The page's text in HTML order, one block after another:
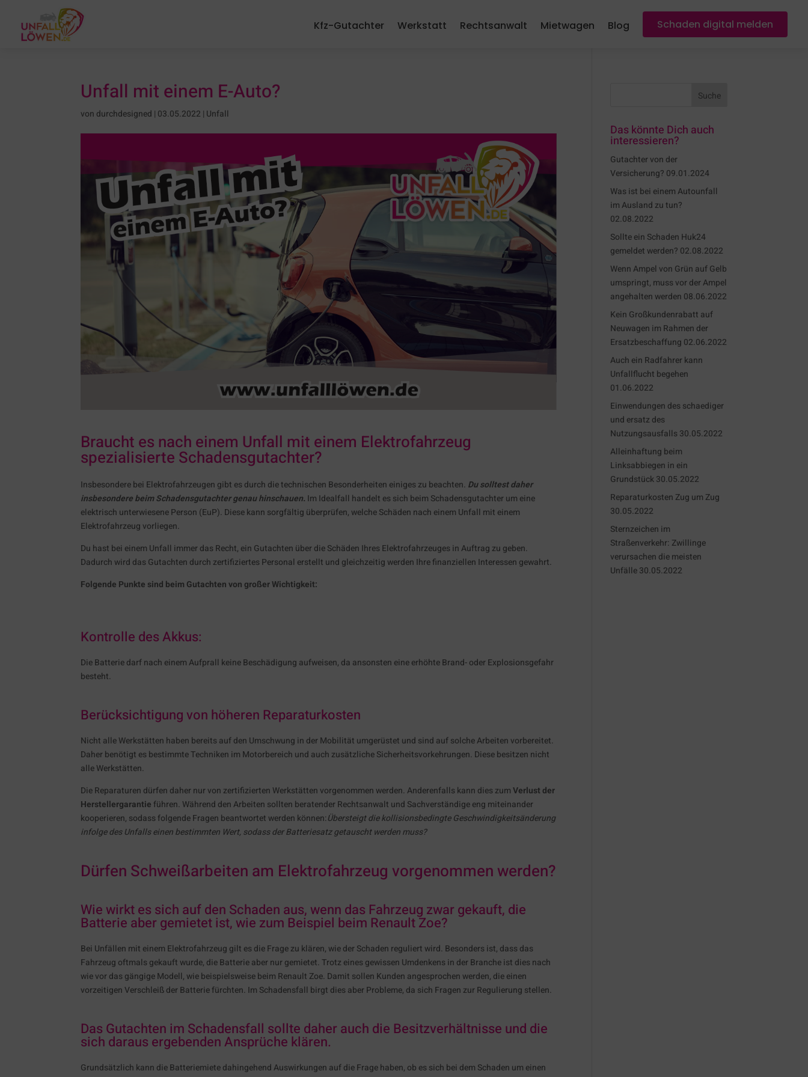
Kfz-Gutachter Werkstatt Rechtsanwalt Mietwagen Blog Schaden digital melden
Unfall mit einem E-Auto?
von durchdesigned | 03.05.2022 | Unfall
Braucht es nach einem Unfall mit einem Elektrofahrzeug
spezialisierte Schadensgutachter?
Insbesondere bei Elektrofahrzeugen gibt es durch die technischen Besonderheiten einiges zu beachten. Du solltest daher
insbesondere beim Schadensgutachter genau hinschauen. Im Idealfall handelt es sich beim Schadensgutachter um eine
elektrisch unterwiesene Person (EuP). Diese kann sorgfältig überprüfen, welche Schäden nach einem Unfall mit einem
Elektrofahrzeug vorliegen.
Du hast bei einem Unfall immer das Recht, ein Gutachten über die Schäden Ihres Elektrofahrzeuges in Auftrag zu geben.
Dadurch wird das Gutachten durch zertifiziertes Personal erstellt und gleichzeitig werden Ihre finanziellen Interessen gewahrt.
Folgende Punkte sind beim Gutachten von großer Wichtigkeit:
Kontrolle des Akkus:
Die Batterie darf nach einem Aufprall keine Beschädigung aufweisen, da ansonsten eine erhöhte Brand- oder Explosionsgefahr
besteht.
Berücksichtigung von höheren Reparaturkosten
Nicht alle Werkstätten haben bereits auf den Umschwung in der Mobilität umgerüstet und sind auf solche Arbeiten vorbereitet.
Daher benötigt es bestimmte Techniken im Motorbereich und auch zusätzliche Sicherheitsvorkehrungen. Diese besitzen nicht
alle Werkstätten.
Die Reparaturen dürfen daher nur von zertifizierten Werkstätten vorgenommen werden. Anderenfalls kann dies zumVerlust der
Herstellergarantie führen. Während den Arbeiten sollten beratender Rechtsanwalt und Sachverständige eng miteinander
kooperieren, sodass folgende Fragen beantwortet werden können:Übersteigt die kollisionsbedingte Geschwindigkeitsänderung
infolge des Unfalls einen bestimmten Wert, sodass der Batteriesatz getauscht werden muss?
Dürfen Schweißarbeiten am Elektrofahrzeug vorgenommen werden?
Wie wirkt es sich auf den Schaden aus, wenn das Fahrzeug zwar gekauft, die
Batterie aber gemietet ist, wie zum Beispiel beim Renault Zoe?
Bei Unfällen mit einem Elektrofahrzeug gilt es die Frage zu klären, wie der Schaden reguliert wird. Besonders ist, dass das
Fahrzeug oftmals gekauft wurde, die Batterie aber nur gemietet. Trotz eines gewissen Umdenkens in der Branche ist dies nach
wie vor das gängige Modell, wie beispielsweise beim Renault Zoe. Damit sollen Kunden angesprochen werden, die einen
vorzeitigen Verschleiß der Batterie fürchten. Im Schadensfall birgt dies aber Probleme, da sich Fragen zur Regulierung stellen.
Das Gutachten im Schadensfall sollte daher auch die Besitzverhältnisse und die
sich daraus ergebenden Ansprüche klären.
Grundsätzlich kann die Batteriemiete dahingehend Auswirkungen auf die Frage haben, ob es sich bei dem Schaden um einen
Das könnte Dich auch
interessieren?
Gutachter von der
Versicherung? 09.01.2024
Was ist bei einem Autounfall
im Ausland zu tun?
02.08.2022
Sollte ein Schaden Huk24
gemeldet werden? 02.08.2022
Wenn Ampel von Grün auf Gelb
umspringt, muss vor der Ampel
angehalten werden 08.06.2022
Kein Großkundenrabatt auf
Neuwagen im Rahmen der
Ersatzbeschaffung 02.06.2022
Auch ein Radfahrer kann
Unfallflucht begehen
01.06.2022
Einwendungen des schaediger
und ersatz des
Nutzungsausfalls30.05.2022
Alleinhaftung beim
Linksabbiegen in ein
Grundstück30.05.2022
Reparaturkosten Zug um Zug
30.05.2022
Sternzeichen im
Straßenverkehr: Zwillinge
verursachen die meisten
Unfälle30.05.2022